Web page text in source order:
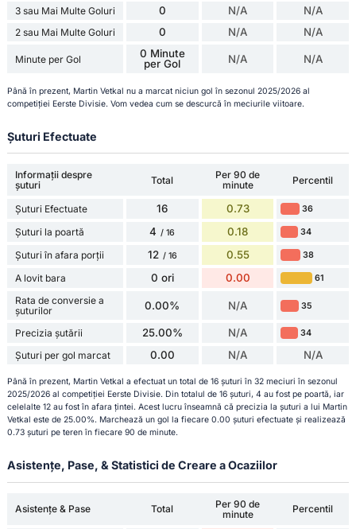
3 sau Mai Multe Goluri 0 N/A N/A
2 sau Mai Multe Goluri 0 N/A N/A
Minute per Gol
0 Minute
per Gol
N/A N/A
Până în prezent, Martin Vetkal nu a marcat niciun gol în sezonul 2025/2026 al
competiției Eerste Divisie. Vom vedea cum se descurcă în meciurile viitoare.
Șuturi Efectuate
Informații despre
șuturi
Total
Per 90 de
minute
Percentil
Șuturi Efectuate 16 0.73 36
Șuturi la poartă 4 / 16 0.18 34
Șuturi în afara porții 12 / 16 0.55 38
A lovit bara 0 ori 0.00 61
Rata de conversie a
șuturilor
0.00% N/A 35
Precizia șutării 25.00% N/A 34
Șuturi per gol marcat 0.00 N/A N/A
Până în prezent, Martin Vetkal a efectuat un total de 16 șuturi în 32 meciuri în sezonul
2025/2026 al competiției Eerste Divisie. Din totalul de 16 șuturi, 4 au fost pe poartă, iar
celelalte 12 au fost în afara țintei. Acest lucru înseamnă că precizia la șuturi a lui Martin
Vetkal este de 25.00%. Marchează un gol la fiecare 0.00 șuturi efectuate și realizează
0.73 șuturi pe teren în fiecare 90 de minute.
Asistențe, Pase, & Statistici de Creare a Ocaziilor
Asistențe & Pase Total
Per 90 de
minute
Percentil